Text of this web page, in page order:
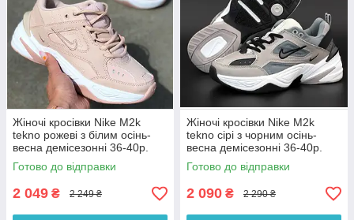
Жіночі кросівки Nike M2k
tekno рожеві з білим осінь-
весна демісезонні 36-40р.
Живе фото. топ
Готово до відправки
2 049 ₴ 2 249 ₴
Жіночі кросівки Nike M2k
tekno сірі з чорним осінь-
весна демісезонні 36-40р.
Живе фото. топ
Готово до відправки
2 090 ₴ 2 290 ₴